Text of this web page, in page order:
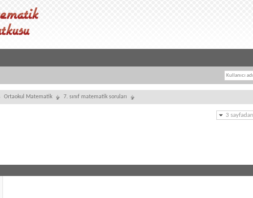
Ortaokul Matematik 7. sınıf matematik soruları
3